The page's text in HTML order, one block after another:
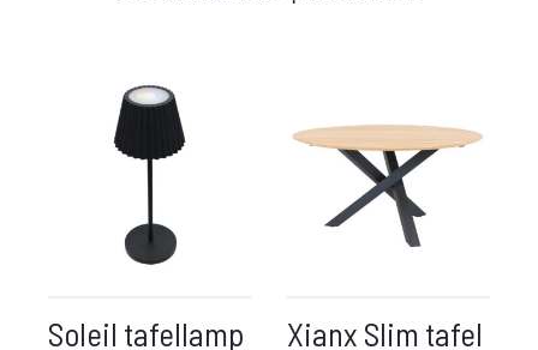
Soleil tafellamp
Xianx Slim tafel